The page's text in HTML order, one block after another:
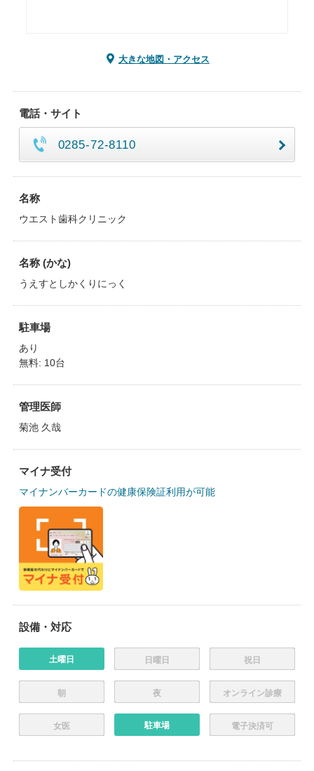
大きな地図・アクセス
電話・サイト
0285-72-8110
名称
ウエスト歯科クリニック
名称 (かな)
うえすとしかくりにっく
駐車場
あり
無料: 10台
管理医師
菊池 久哉
マイナ受付
マイナンバーカードの健康保険証利用が可能
設備・対応
土曜日 日曜日 祝日
朝 夜 オンライン診療
女医 駐車場 電子決済可